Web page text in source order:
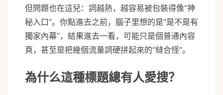
但問題也在這兒：詞越熱，越容易被包裝得像“神
秘入口”。你點進去之前，腦子里想的是“是不是有
獨家內幕”，結果進去一看，可能只是個普通內容
頁，甚至是把幾個流量詞硬拼起來的“縫合怪”。
為什么這種標題總有人愛搜？